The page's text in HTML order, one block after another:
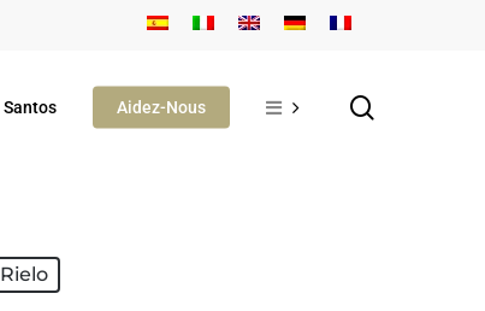
Santos Aidez-Nous